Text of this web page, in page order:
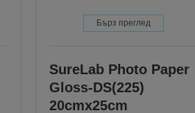
Бърз преглед
SureLab Photo Paper
Gloss-DS(225)
20cmx25cm